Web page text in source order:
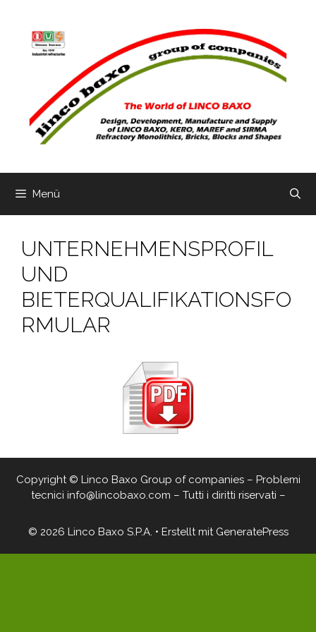
springen
Menü
UNTERNEHMENSPROFIL
UND
BIETERQUALIFIKATIONSFO
RMULAR
Copyright © Linco Baxo Group of companies – Problemi
tecnici info@lincobaxo.com – Tutti i diritti riservati –
© 2026 Linco Baxo S.P.A. • Erstellt mit GeneratePress